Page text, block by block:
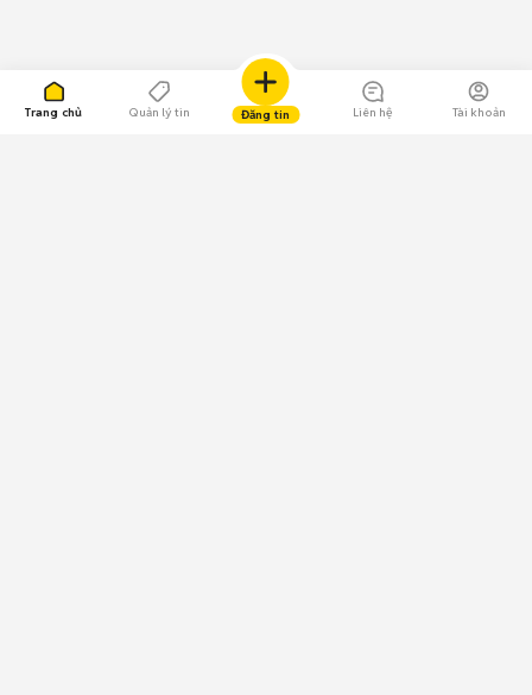
Trang chủ Quản lý tin Đăng tin Liên hệ Tài khoản